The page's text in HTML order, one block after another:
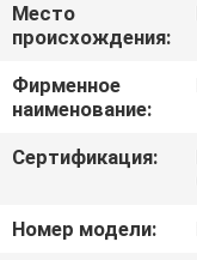
О
НАС
Место
происхождения:
Фирменное
наименование:
Сертификация:
Номер модели: